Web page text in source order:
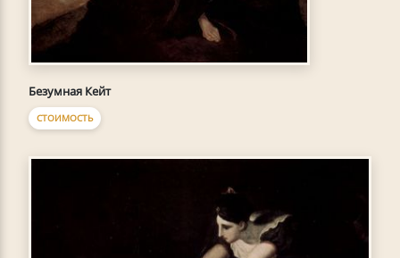
Безумная Кейт
СТОИМОСТЬ